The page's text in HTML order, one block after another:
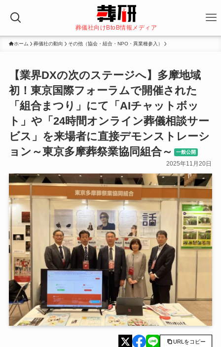
葬儀社向けBtoB情報メディア
ホーム 葬儀社の動向 その他（協会・組合・NPO・異業種参入）
【業界DXの次のステージへ】多摩地域
初！東京国際フォーラムで開催された
「組合まつり」にて「AIチャットボッ
ト」や「24時間オンライン葬儀相談サー
ビス」を来場者に直接デモンストレーシ
ョン～東京多摩葬祭業協同組合～
一般公開
2025年11月20日
URLをコピー